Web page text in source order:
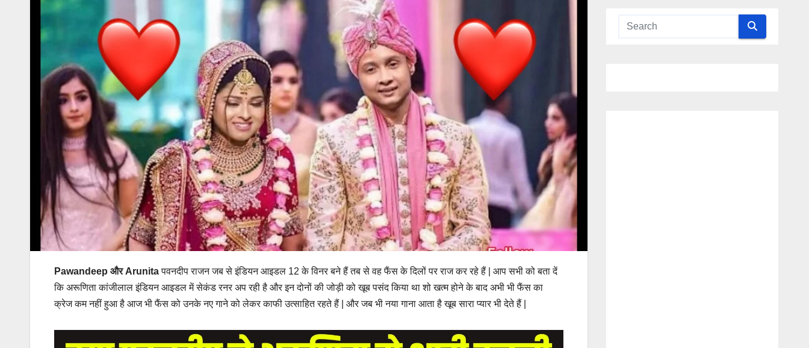
Pawandeep और Arunitaपवनदीप राजन जब से इंडियन आइडल 12 के विनर बने हैं तब से वह फैंस के दिलों पर राज कर रहे हैं | आप सभी को बता दें
कि अरूणिता कांजीलाल इंडियन आइडल में सेकंड रनर अप रही है और इन दोनों की जोड़ी को खूब पसंद किया था शो खत्म होने के बाद अभी भी फैंस का
क्रेज कम नहीं हुआ है आज भी फैंस को उनके नए गाने को लेकर काफी उत्साहित रहते हैं | और जब भी नया गाना आता है खूब सारा प्यार भी देते हैं |